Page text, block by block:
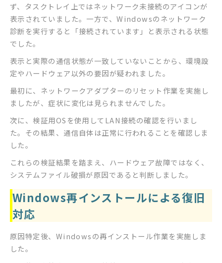
ず、タスクトレイ上ではネットワーク未接続のアイコンが
表示されていました。一方で、Windowsのネットワーク
診断を実行すると「接続されています」と表示される状態
でした。
表示と実際の通信状態が一致していないことから、環境設
定やハードウェア以外の要因が疑われました。
最初に、ネットワークアダプターのリセット作業を実施し
ましたが、症状に変化は見られませんでした。
次に、検証用OSを使用してLAN接続の確認を行いまし
た。その結果、通信自体は正常に行われることを確認しま
した。
これらの検証結果を踏まえ、ハードウェア故障ではなく、
システムファイル破損が原因であると判断しました。
Windows再インストールによる復旧
対応
原因特定後、Windowsの再インストール作業を実施しま
した。